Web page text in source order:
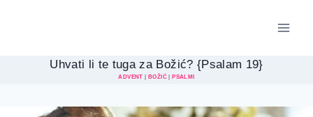
Uhvati li te tuga za Božić? {Psalam 19}
ADVENT BOŽIĆ PSALMI